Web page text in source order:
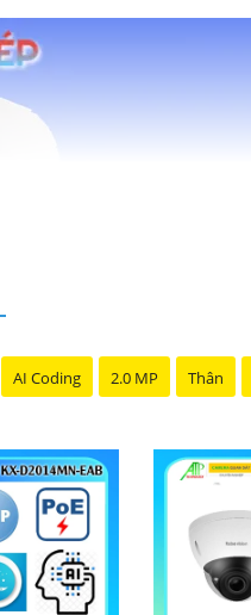
AI Coding 2.0 MP Thân